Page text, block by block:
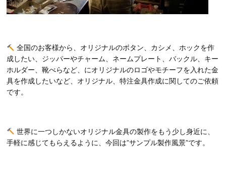
全国のお客様から、オリジナルのボタン、カシメ、ホックを作
成したい、ジッパーやチャーム、ネームプレート、バックル、キー
ホルダー、靴べらなど、にオリジナルのロゴやモチーフを入れた金
具を作成したいなど、オリジナル、特注金具作成に関してのご依頼
です。
世界に一つしかないオリジナル金具の製作をもう少し身近に、
手軽に感じてもらえるように、今回は”サンプル製作風景”です。